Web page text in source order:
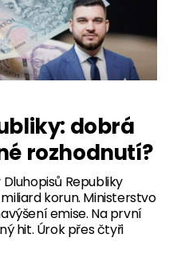
dobrá
rozhodnutí?
Republiky
korun. Ministerstvo
emise. Na první
hit. Úrok přes čtyři